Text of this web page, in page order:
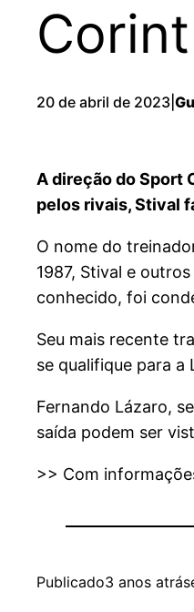
20 de abril de 2023
A direção do Sport
pelos rivais, Stival
O nome do
1987, Stival e
conhecido, foi
Seu mais recente
se qualifique para
Fernando Lázaro,
saída podem ser
>> Com
Publicado3 anos atrás